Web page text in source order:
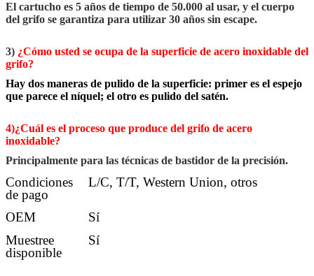
El cartucho es 5 años de tiempo de 50.000 al usar, y el cuerpo
del grifo se garantiza para utilizar 30 años sin escape.
3) ¿Cómo usted se ocupa de la superficie de acero inoxidable del
grifo?
Hay dos maneras de pulido de la superficie: primer es el espejo
que parece el níquel; el otro es pulido del satén.
4)¿Cuál es el proceso que produce del grifo de acero
inoxidable?
Principalmente para las técnicas de bastidor de la precisión.
Condiciones
de pago
L/C, T/T, Western Union, otros
OEM
Sí
Muestree
disponible
Sí